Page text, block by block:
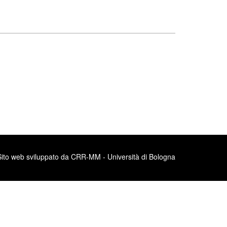
web sviluppato da CRR-MM - Università di Bologna